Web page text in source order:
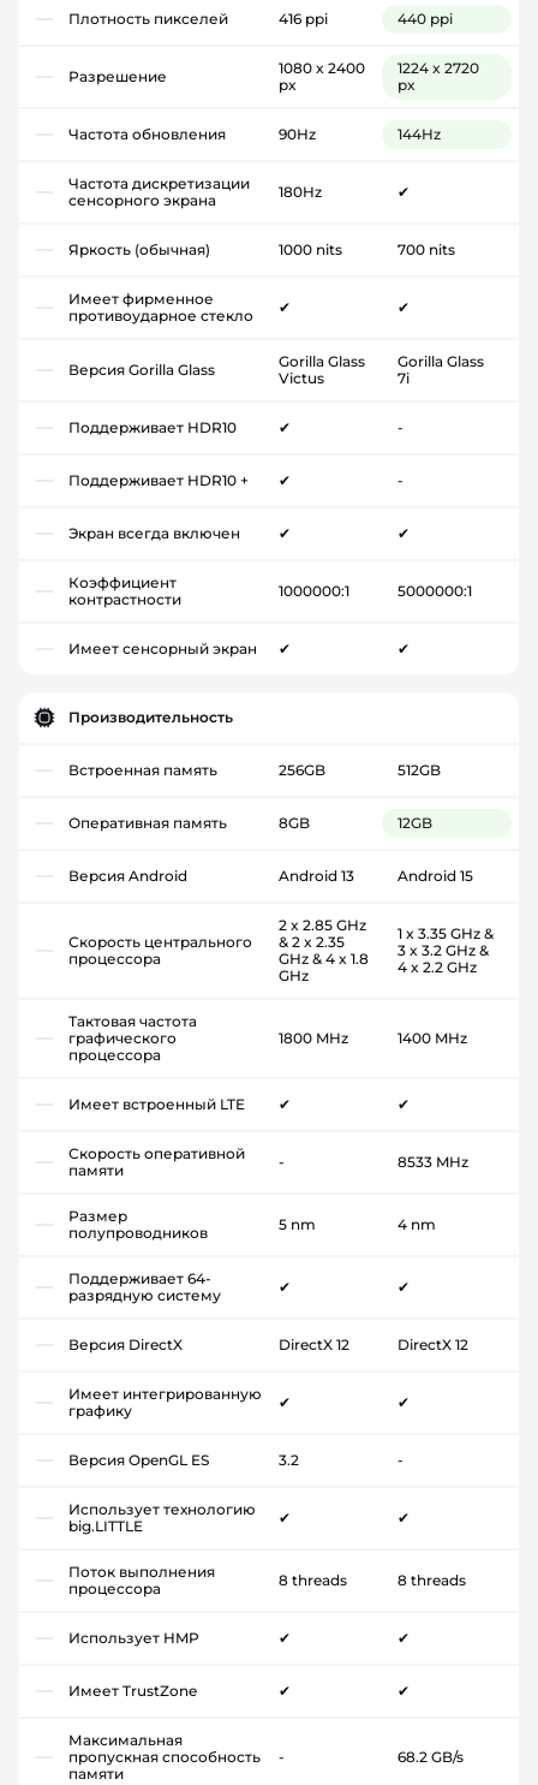
Плотность пикселей 416 ppi 440 ppi
Разрешение
1080 x 2400
px
1224 x 2720
px
Частота обновления 90Hz 144Hz
Частота дискретизации
сенсорного экрана
180Hz ✔
Яркость (обычная) 1000 nits 700 nits
Имеет фирменное
противоударное стекло
✔ ✔
Версия Gorilla Glass
Gorilla Glass
Victus
Gorilla Glass
7i
Поддерживает HDR10 ✔ -
Поддерживает HDR10 + ✔ -
Экран всегда включен ✔ ✔
Коэффициент
контрастности
1000000:1 5000000:1
Имеет сенсорный экран ✔ ✔
Производительность
Встроенная память 256GB 512GB
Оперативная память 8GB 12GB
Версия Android Android 13 Android 15
Скорость центрального
процессора
2 x 2.85 GHz
& 2 x 2.35
GHz & 4 x 1.8
GHz
1 x 3.35 GHz &
3 x 3.2 GHz &
4 x 2.2 GHz
Тактовая частота
графического
процессора
1800 MHz 1400 MHz
Имеет встроенный LTE ✔ ✔
Скорость оперативной
памяти
- 8533 MHz
Размер
полупроводников
5 nm 4 nm
Поддерживает 64-
разрядную систему
✔ ✔
Версия DirectX DirectX 12 DirectX 12
Имеет интегрированную
графику
✔ ✔
Версия OpenGL ES 3.2 -
Использует технологию
big.LITTLE
✔ ✔
Поток выполнения
процессора
8 threads 8 threads
Использует HMP ✔ ✔
Имеет TrustZone ✔ ✔
Максимальная
пропускная способность
памяти
- 68.2 GB/s